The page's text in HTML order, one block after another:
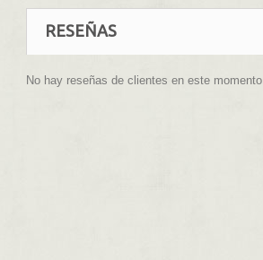
RESEÑAS
No hay reseñas de clientes en este momento.